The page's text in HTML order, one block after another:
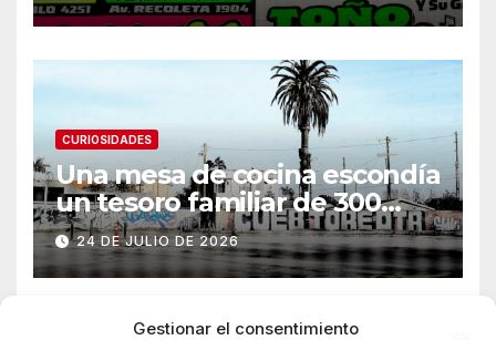
Gestionar el consentimiento
CURIOSIDADES
Una mesa de cocina escondía
un tesoro familiar de 300
años
24 DE JULIO DE 2026